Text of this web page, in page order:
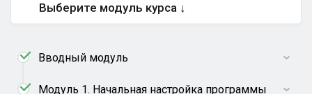
Выберите модуль курса ↓
Вводный модуль
Модуль 1. Начальная настройка программы